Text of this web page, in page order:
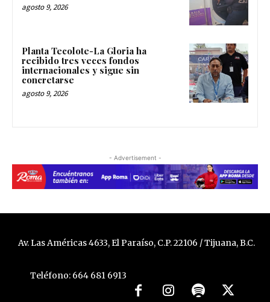
agosto 9, 2026
Planta Tecolote-La Gloria ha
recibido tres veces fondos
internacionales y sigue sin
concretarse
agosto 9, 2026
- Advertisement -
Av. Las Américas 4633, El Paraíso, C.P. 22106 / Tijuana, B.C.
Teléfono: 664 681 6913